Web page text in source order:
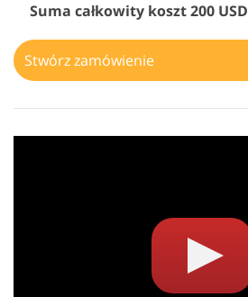
Suma całkowity koszt 200 USD
Stwórz zamówienie